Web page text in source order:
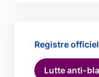
Registre
Lutte anti-